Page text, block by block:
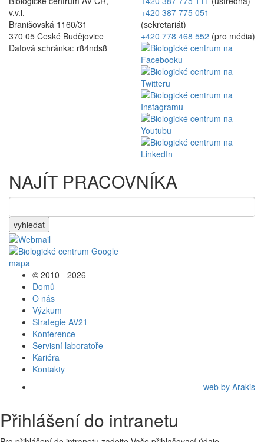
v.v.i.
Branišovská 1160/31
370 05 České Budějovice
Datová schránka: r84nds8
+420 387 775 051
(sekretariát)
+420 778 468 552 (pro média)
NAJÍT PRACOVNÍKA
vyhledat
© 2010 - 2026
Domů
O nás
Výzkum
Strategie AV21
Konference
Servisní laboratoře
Kariéra
Kontakty
web by Arakis
Přihlášení do intranetu